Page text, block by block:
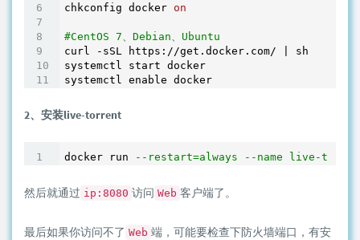
chkconfig docker on
#CentOS 7、Debian、Ubuntu
curl -sSL https://get.docker.com/ | sh
systemctl start docker
2、安装live-torrent
docker run --restart=always --name live-
然后就通过 ip:8080 访问 Web 客户端了。
最后如果你访问不了 Web 端，可能要检查下防火墙端口，有安